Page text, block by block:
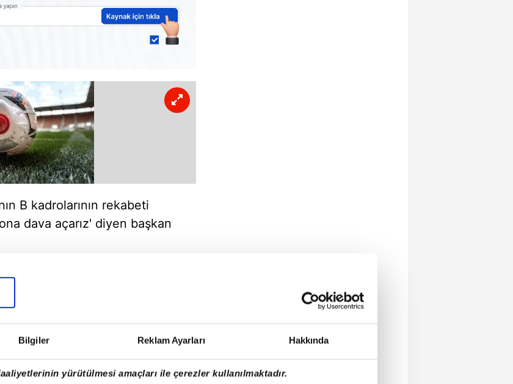
Bilgiler Reklam Ayarları Hakkında
yürütülmesi amaçları ile çerezler kullanılmaktadır.
B kadrolarının rekabeti
dava açarız' diyen başkan